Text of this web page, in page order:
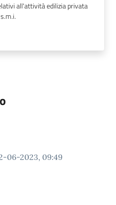
all'attività edilizia privata
06-2023, 09:49